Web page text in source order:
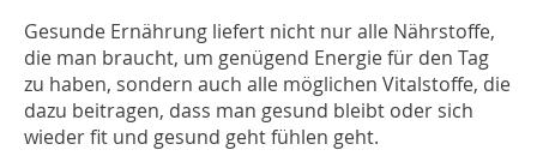
Gesunde Ernährung liefert nicht nur alle Nährstoffe,
die man braucht, um genügend Energie für den Tag
zu haben, sondern auch alle möglichen Vitalstoffe, die
dazu beitragen, dass man gesund bleibt oder sich
wieder fit und gesund geht fühlen geht.